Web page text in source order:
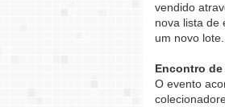
vendido
nova lista de
um novo
Encontro de
O evento